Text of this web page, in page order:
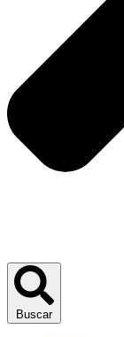
Buscar